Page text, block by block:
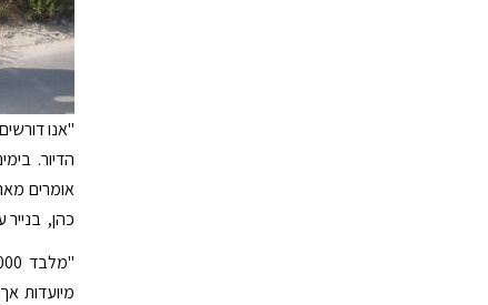
"אנו
אומרים
כהן,
מיועדות